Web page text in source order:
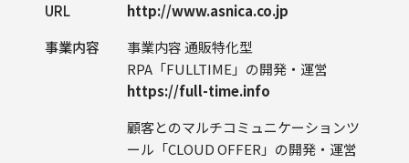
URL
http://www.asnica.co.jp
事業内容
事業内容 通販特化型
RPA「FULLTIME」の開発・運営
https://full-time.info
顧客とのマルチコミュニケーションツ
ール 「CLOUD OFFER」の開発・運営